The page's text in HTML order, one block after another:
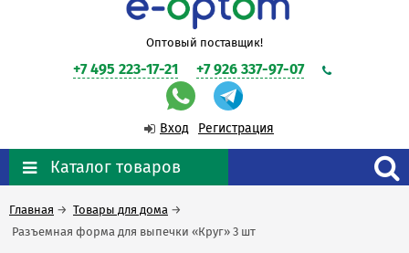
Оптовый поставщик!
+7 495 223-17-21 +7 926 337-97-07
Вход Регистрация
Каталог товаров
Главная → Товары для дома →
Разъемная форма для выпечки «Круг» 3 шт